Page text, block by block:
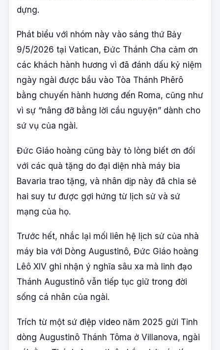
dựng.
Phát biểu với nhóm này vào sáng thứ Bảy
9/5/2026 tại Vatican, Đức Thánh Cha cảm ơn
các khách hành hương vì đã đánh dấu kỷ niệm
ngày ngài được bầu vào Tòa Thánh Phêrô
bằng chuyến hành hương đến Roma, cũng như
vì sự “nâng đỡ bằng lời cầu nguyện” dành cho
sứ vụ của ngài.
Đức Giáo hoàng cũng bày tỏ lòng biết ơn đối
với các quà tặng do đại diện nhà máy bia
Bavaria trao tặng, và nhân dịp này đã chia sẻ
hai suy tư được gợi hứng từ lịch sử và sứ
mạng của họ.
Trước hết, nhắc lại mối liên hệ lịch sử của nhà
máy bia với Dòng Augustinô, Đức Giáo hoàng
Lêô XIV ghi nhận ý nghĩa sâu xa mà linh đạo
Thánh Augustinô vẫn tiếp tục giữ trong đời
sống cá nhân của ngài.
Trích từ một sứ điệp video năm 2025 gửi Tỉnh
dòng Augustinô Thánh Tôma ở Villanova, ngài